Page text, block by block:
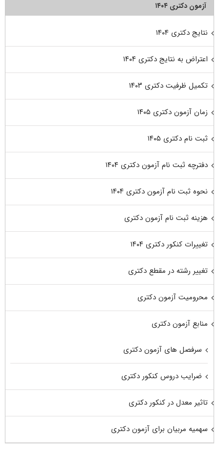
آزمون دکتری ۱۴۰۴
نتایج دکتری ۱۴۰۴
اعتراض به نتایج دکتری ۱۴۰۴
تکمیل ظرفیت دکتری ۱۴۰۳
زمان آزمون دکتری ۱۴۰۵
ثبت نام دکتری ۱۴۰۵
دفترچه ثبت نام آزمون دکتری ۱۴۰۴
نحوه ثبت نام آزمون دکتری ۱۴۰۴
هزینه ثبت نام آزمون دکتری
تغییرات کنکور دکتری ۱۴۰۴
تغییر رشته در مقطع دکتری
محرومیت آزمون دکتری
منابع آزمون دکتری
سرفصل های آزمون دکتری
ضرایب دروس کنکور دکتری
تاثیر معدل در کنکور دکتری
سهمیه مربیان برای آزمون دکتری